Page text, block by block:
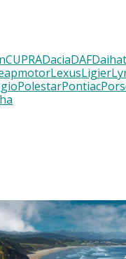
CUPRADaciaDAF
LexusLigier
PolestarPontiac